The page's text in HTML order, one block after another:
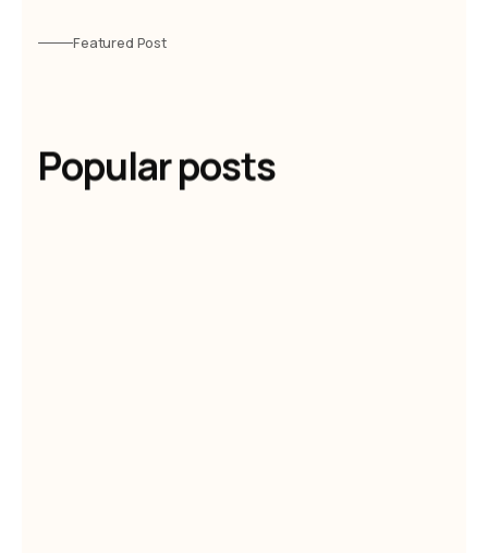
Featured Post
Popular posts